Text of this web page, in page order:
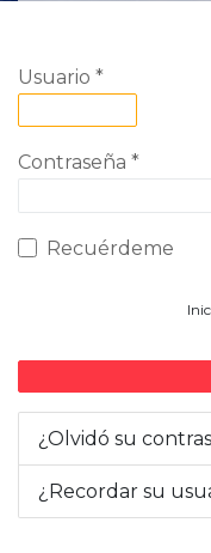
Usuario *
Contraseña *
Recuérdeme
¿Olvidó su
¿Recordar su